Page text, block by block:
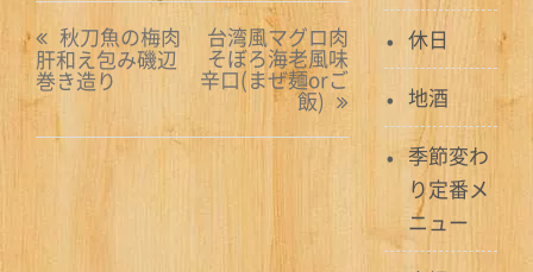
投
稿
ナ
秋刀魚の梅肉
肝和え包み磯辺
巻き造り
台湾風マグロ肉
そぼろ海老風味
辛口(まぜ麺orご
飯)
休日
地酒
季節変わ
り定番メ
ニュー